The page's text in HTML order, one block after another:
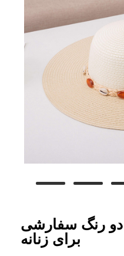
دو رنگ سفارشی
برای زنانه